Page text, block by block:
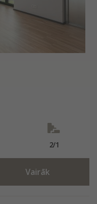
2/1
Vairāk